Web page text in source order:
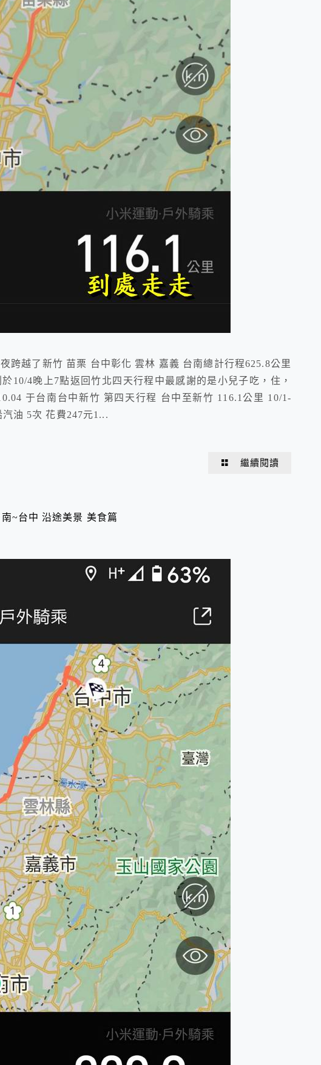
跨越了新竹 苗栗 台中彰化 雲林 嘉義 台南總計行程625.8公里
10/4晚上7點返回竹北四天行程中最感謝的是小兒子吃，住，
于台南台中新竹 第四天行程 台中至新竹 116.1公里 10/1-
油 5次 花費247元1...
繼續閱讀
~台中 沿途美景 美食篇